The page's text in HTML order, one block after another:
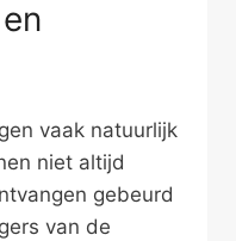
vaak natuurlijk
niet altijd
gebeurd
van de